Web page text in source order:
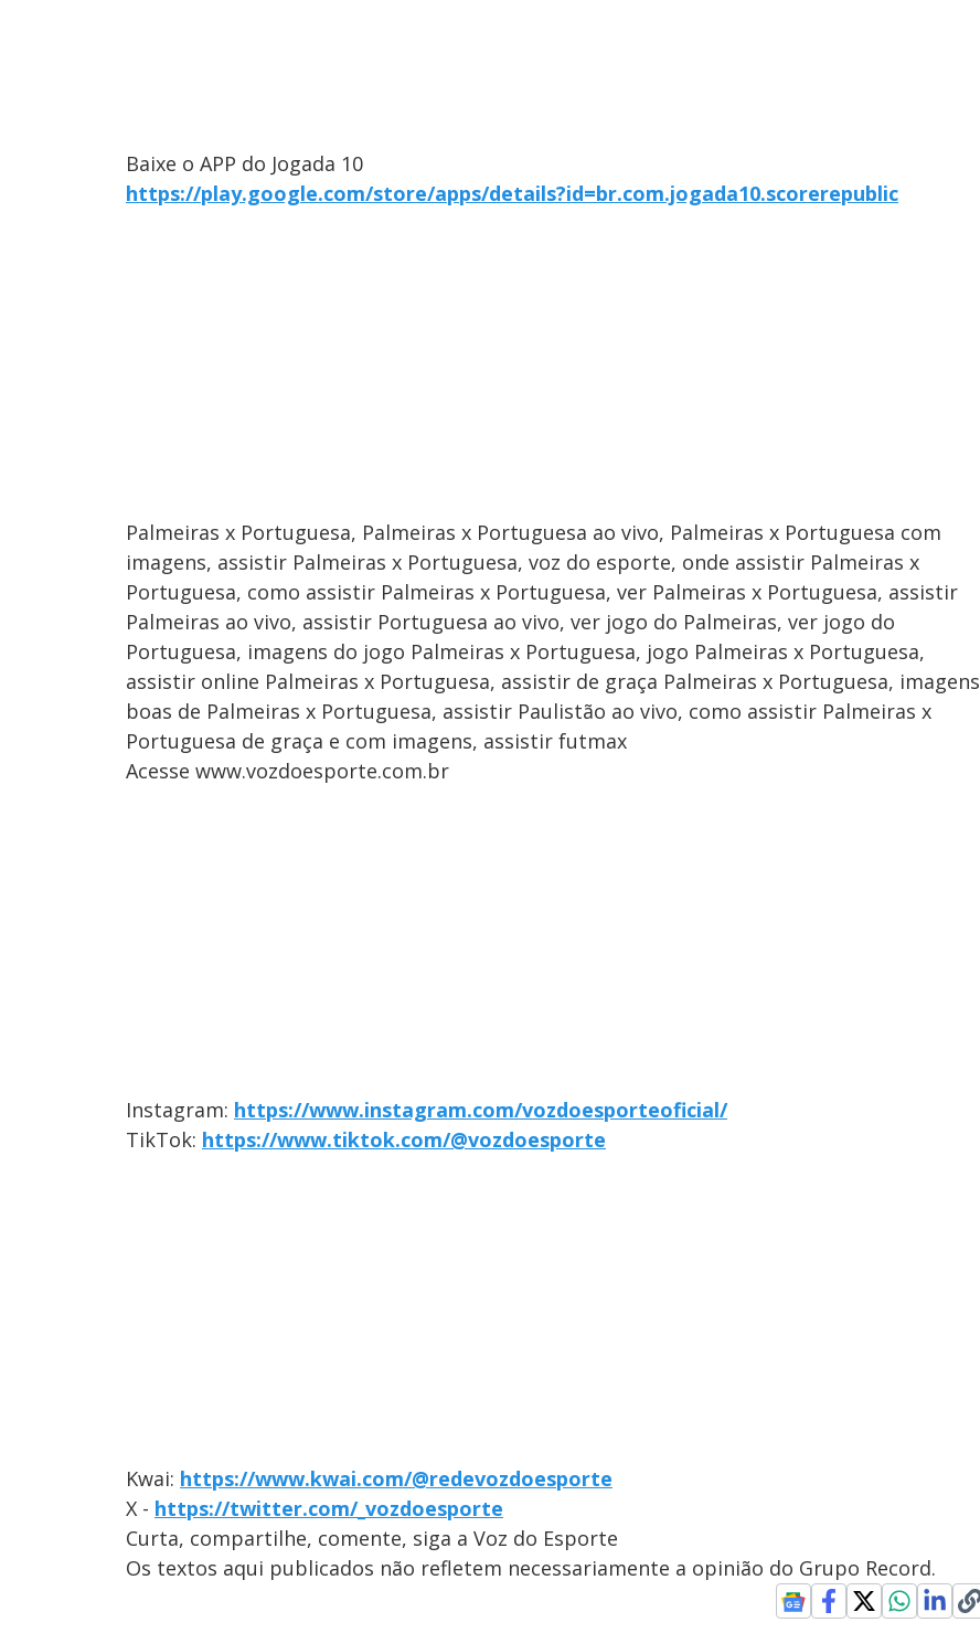
Baixe o APP do Jogada 10
https://play.google.com/store/apps/details?id=br.com.jogada10.scorerepublic
Palmeiras x Portuguesa, Palmeiras x Portuguesa ao vivo, Palmeiras x Portuguesa com
imagens, assistir Palmeiras x Portuguesa, voz do esporte, onde assistir Palmeiras x
Portuguesa, como assistir Palmeiras x Portuguesa, ver Palmeiras x Portuguesa, assistir
Palmeiras ao vivo, assistir Portuguesa ao vivo, ver jogo do Palmeiras, ver jogo do
Portuguesa, imagens do jogo Palmeiras x Portuguesa, jogo Palmeiras x Portuguesa,
assistir online Palmeiras x Portuguesa, assistir de graça Palmeiras x Portuguesa, imagens
boas de Palmeiras x Portuguesa, assistir Paulistão ao vivo, como assistir Palmeiras x
Portuguesa de graça e com imagens, assistir futmax
Acesse www.vozdoesporte.com.br
Instagram: https://www.instagram.com/vozdoesporteoficial/
TikTok: https://www.tiktok.com/@vozdoesporte
Kwai: https://www.kwai.com/@redevozdoesporte
X - https://twitter.com/_vozdoesporte
Curta, compartilhe, comente, siga a Voz do Esporte
Os textos aqui publicados não refletem necessariamente a opinião do Grupo Record.